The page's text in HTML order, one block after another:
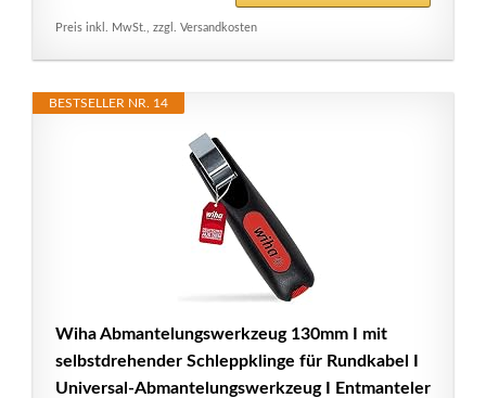
Preis inkl. MwSt., zzgl. Versandkosten
BESTSELLER NR. 14
Wiha Abmantelungswerkzeug 130mm I mit
selbstdrehender Schleppklinge für Rundkabel I
Universal-Abmantelungswerkzeug I Entmanteler